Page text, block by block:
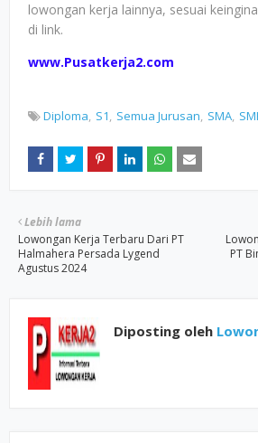
lowongan kerja lainnya, sesuai
di link.
www.Pusatkerja2.com
Diploma S1 Semua Jurusan SMA
PT
Lebih lama
Lowongan Kerja Terbaru Dari PT
Halmahera Persada Lygend
Agustus 2024
Diposting oleh